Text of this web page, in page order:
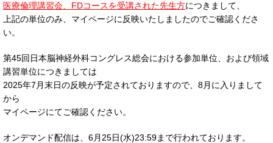
医療倫理講習会、FDコースを受講された先生方につきまして、
上記の単位のみ、マイページに反映いたしましたのでご確認くださ
い。
第45回日本脳神経外科コングレス総会における参加単位、および領域
講習単位につきましては
2025年7月末日の反映が予定されておりますので、8月に入りまして
から
マイページにてご確認ください。
オンデマンド配信は、6月25日(水)23:59まで行われております。